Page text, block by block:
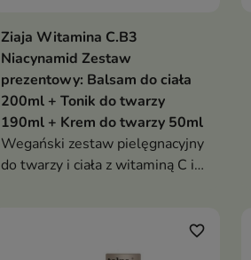
Ziaja Witamina C.B3
Niacynamid Zestaw
prezentowy: Balsam do ciała
200ml + Tonik do twarzy
190ml + Krem do twarzy 50ml
Wegański zestaw pielęgnacyjny
do twarzy i ciała z witaminą C i
favorite_border